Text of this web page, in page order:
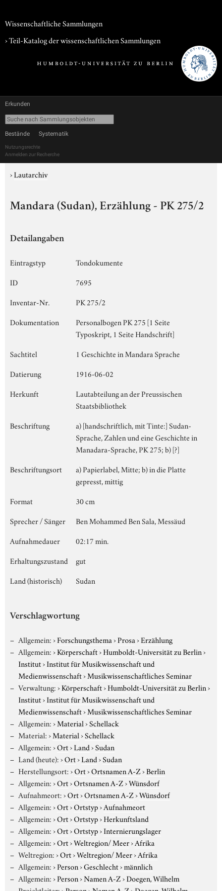
Wissenschaftliche Sammlungen
› Teil-Katalog der wissenschaftlichen Sammlungen
Erkunden
Bestände Systematik
Nutzungsrechte
Anmelden zur Recherche
›Lautarchiv
Mandara (Sudan), Erzählung - PK 275/2
Detailangaben
Eintragstyp
Tondokumente
ID
7695
Inventar-Nr.
PK 275/2
Dokumentation
Personalbogen PK 275 [1 Seite
Typoskript, 1 Seite Handschrift]
Sachtitel
1 Geschichte in Mandara Sprache
Datierung
1916-06-02
Herkunft
Lautabteilung an der Preussischen
Staatsbibliothek
Beschriftung
a) [handschriftlich, mit Tinte:] Sudan-
Sprache, Zahlen und eine Geschichte in
Manadara-Sprache, PK 275; b) [?]
Beschriftungsort
a) Papierlabel, Mitte; b) in die Platte
gepresst, mittig
Format
30 cm
Sprecher / Sänger
Ben Mohammed Ben Sala, Messäud
Aufnahmedauer
02:17 min.
Erhaltungszustand
gut
Land (historisch)
Sudan
Verschlagwortung
Allgemein:›Forschungsthema›Prosa›Erzählung
Allgemein:›Körperschaft›Humboldt-Universität zu Berlin›
Institut›Institut für Musikwissenschaft und
Medienwissenschaft›Musikwissenschaftliches Seminar
Verwaltung:›Körperschaft›Humboldt-Universität zu Berlin›
Institut›Institut für Musikwissenschaft und
Medienwissenschaft›Musikwissenschaftliches Seminar
Allgemein:›Material›Schellack
Material:›Material›Schellack
Allgemein:›Ort›Land›Sudan
Land (heute):›Ort›Land›Sudan
Herstellungsort:›Ort›Ortsnamen A-Z›Berlin
Allgemein:›Ort›Ortsnamen A-Z›Wünsdorf
Aufnahmeort:›Ort›Ortsnamen A-Z›Wünsdorf
Allgemein:›Ort›Ortstyp›Aufnahmeort
Allgemein:›Ort›Ortstyp›Herkunftsland
Allgemein:›Ort›Ortstyp›Internierungslager
Allgemein:›Ort›Weltregion/ Meer›Afrika
Weltregion:›Ort›Weltregion/ Meer›Afrika
Allgemein:›Person›Geschlecht›männlich
Allgemein:›Person›Namen A-Z›Doegen, Wilhelm